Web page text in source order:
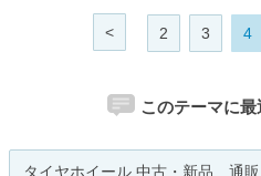
< 2 3 4
このテーマに
タイヤホイール 中古・新品 通販